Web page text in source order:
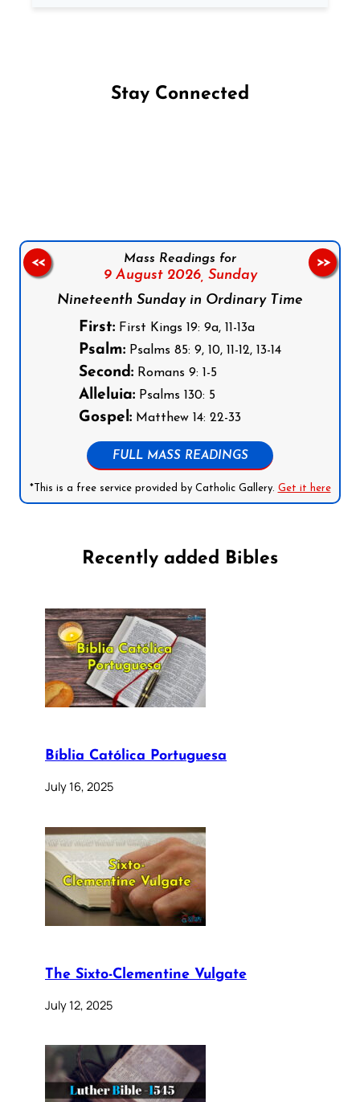
Stay Connected
Mass Readings for
9 August 2026, Sunday
Nineteenth Sunday in Ordinary Time
First: First Kings 19: 9a, 11-13a
Psalm: Psalms 85: 9, 10, 11-12, 13-14
Second: Romans 9: 1-5
Alleluia: Psalms 130: 5
Gospel: Matthew 14: 22-33
FULL MASS READINGS
*This is a free service provided by Catholic Gallery. Get it here
<< >>
Recently added Bibles
Bíblia Católica Portuguesa
July 16, 2025
The Sixto-Clementine Vulgate
July 12, 2025